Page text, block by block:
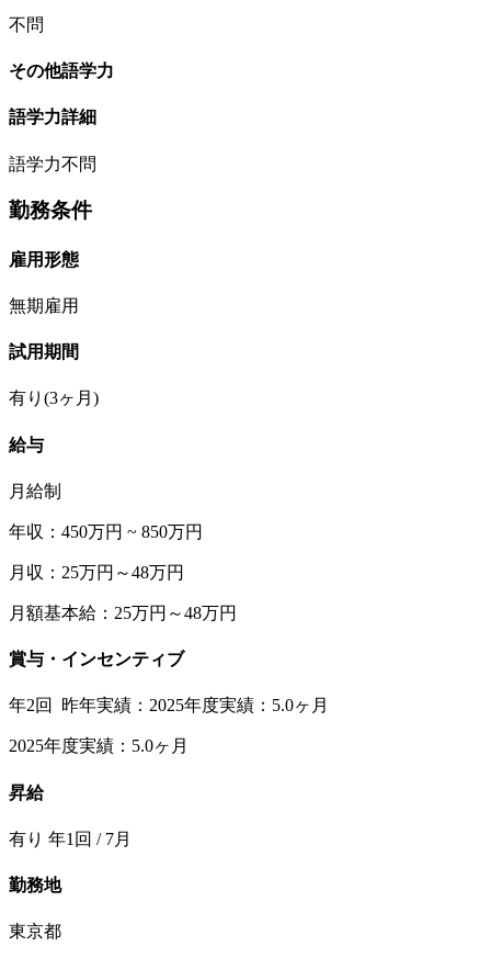
不問
その他語学力
語学力詳細
語学力不問
勤務条件
雇用形態
無期雇用
試用期間
有り(3ヶ月)
給与
月給制
年収：450万円 ~ 850万円
月収：25万円～48万円
月額基本給：25万円～48万円
賞与・インセンティブ
年2回 昨年実績：2025年度実績：5.0ヶ月
2025年度実績：5.0ヶ月
昇給
有り 年1回 / 7月
勤務地
東京都